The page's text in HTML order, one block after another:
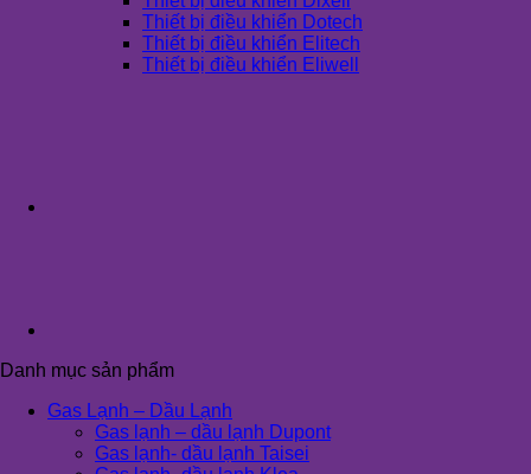
Thiết bị điều khiển Dotech
Thiết bị điều khiển Elitech
Thiết bị điều khiển Eliwell
Danh mục sản phẩm
Gas Lạnh – Dầu Lạnh
Gas lạnh – dầu lạnh Dupont
Gas lạnh- dầu lạnh Taisei